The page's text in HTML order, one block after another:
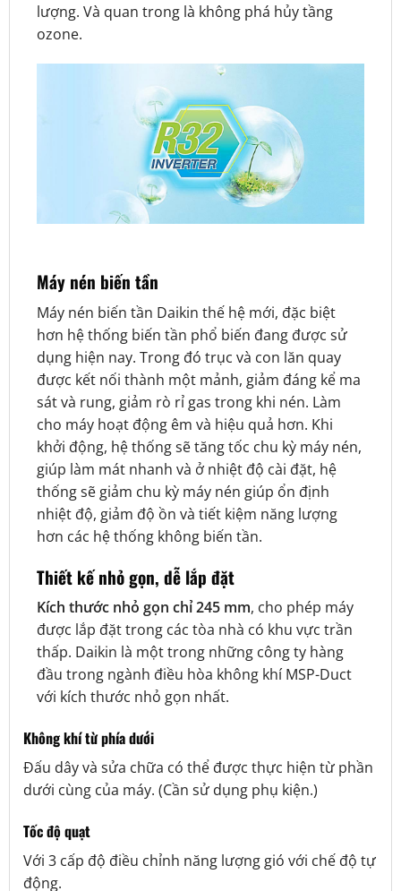
lượng. Và quan trong là không phá hủy tầng
ozone.
Máy nén biến tần
Máy nén biến tần Daikin thế hệ mới, đặc biệt
hơn hệ thống biến tần phổ biến đang được sử
dụng hiện nay. Trong đó trục và con lăn quay
được kết nối thành một mảnh, giảm đáng kể ma
sát và rung, giảm rò rỉ gas trong khi nén. Làm
cho máy hoạt động êm và hiệu quả hơn. Khi
khởi động, hệ thống sẽ tăng tốc chu kỳ máy nén,
giúp làm mát nhanh và ở nhiệt độ cài đặt, hệ
thống sẽ giảm chu kỳ máy nén giúp ổn định
nhiệt độ, giảm độ ồn và tiết kiệm năng lượng
hơn các hệ thống không biến tần.
Thiết kế nhỏ gọn, dễ lắp đặt
Kích thước nhỏ gọn chỉ 245 mm, cho phép máy
được lắp đặt trong các tòa nhà có khu vực trần
thấp. Daikin là một trong những công ty hàng
đầu trong ngành điều hòa không khí MSP-Duct
với kích thước nhỏ gọn nhất.
Không khí từ phía dưới
Đấu dây và sửa chữa có thể được thực hiện từ phần
dưới cùng của máy. (Cần sử dụng phụ kiện.)
Tốc độ quạt
Với 3 cấp độ điều chỉnh năng lượng gió với chế độ tự
động.